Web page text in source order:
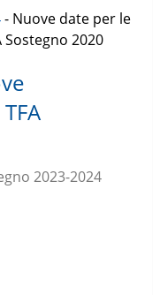
- Nuove date per le
2020
2023-2024